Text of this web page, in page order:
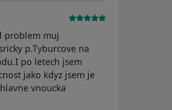
problem muj
p.Tyburcove na
po letech jsem
jako kdyz jsem je
vnoucka